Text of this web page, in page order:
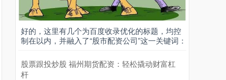
好的，这里有几个为百度收录优化的标题，均控
制在以内，并融入了“股市配资公司”这一关键词：
股票跟投炒股 福州期货配资：轻松撬动财富杠
杆